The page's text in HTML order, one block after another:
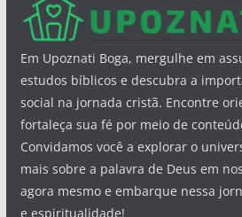
Em Upoznati Boga, mergulhe em
estudos bíblicos e descubra a
social na jornada cristã. Encontre
fortaleça sua fé por meio de
Convidamos você a explorar o
mais sobre a palavra de Deus em
agora mesmo e embarque nessa
e espiritualidade!